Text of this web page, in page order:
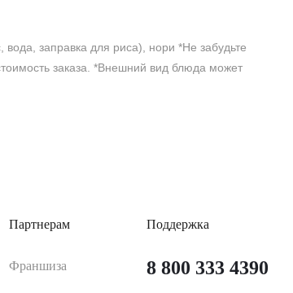
заправка для риса), нори *Не забудьте
заказа. *Внешний вид блюда может
Партнерам
Франшиза
Поддержка
8 800 333 4390